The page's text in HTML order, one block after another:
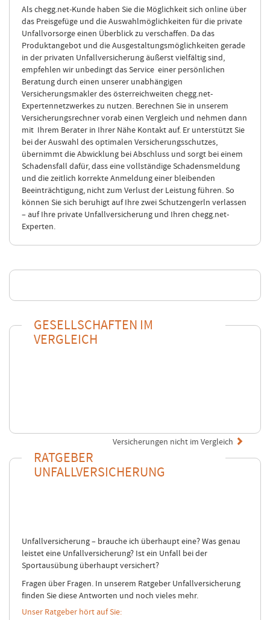
Als chegg.net-Kunde haben Sie die Möglichkeit sich online über
das Preisgefüge und die Auswahlmöglichkeiten für die private
Unfallvorsorge einen Überblick zu verschaffen. Da das
Produktangebot und die Ausgestaltungsmöglichkeiten gerade
in der privaten Unfallversicherung äußerst vielfältig sind,
empfehlen wir unbedingt das Service einer persönlichen
Beratung durch einen unserer unabhängigen
Versicherungsmakler des österreichweiten chegg.net-
Expertennetzwerkes zu nutzen. Berechnen Sie in unserem
Versicherungsrechner vorab einen Vergleich und nehmen dann
mit Ihrem Berater in Ihrer Nähe Kontakt auf. Er unterstützt Sie
bei der Auswahl des optimalen Versicherungsschutzes,
übernimmt die Abwicklung bei Abschluss und sorgt bei einem
Schadensfall dafür, dass eine vollständige Schadensmeldung
und die zeitlich korrekte Anmeldung einer bleibenden
Beeinträchtigung, nicht zum Verlust der Leistung führen. So
können Sie sich beruhigt auf Ihre zwei Schutzengerln verlassen
– auf Ihre private Unfallversicherung und Ihren chegg.net-
Experten.
GESELLSCHAFTEN IM
VERGLEICH
Versicherungen nicht im Vergleich
RATGEBER
UNFALLVERSICHERUNG
Unfallversicherung – brauche ich überhaupt eine? Was genau
leistet eine Unfallversicherung? Ist ein Unfall bei der
Sportausübung überhaupt versichert?
Fragen über Fragen. In unserem Ratgeber Unfallversicherung
finden Sie diese Antworten und noch vieles mehr.
Unser Ratgeber hört auf Sie: